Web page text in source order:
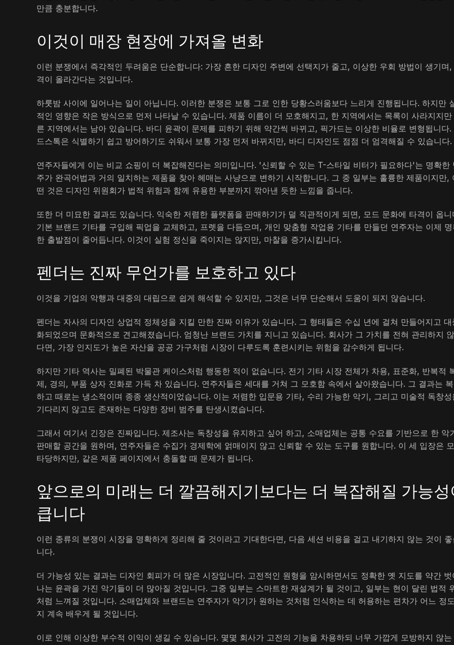
만큼 충분합니다.
이것이 매장 현장에 가져올 변화
이런 분쟁에서 즉각적인 두려움은 단순합니다: 가장 흔한 디자인 주변에 선택지가 줄고, 이상한 우회 방법이 생기며,
격이 올라간다는 것입니다.
하룻밤 사이에 일어나는 일이 아닙니다. 이러한 분쟁은 보통 그로 인한 당황스러움보다 느리게 진행됩니다. 하지만
적인 영향은 작은 방식으로 먼저 나타날 수 있습니다. 제품 이름이 더 모호해지고, 한 지역에서는 목록이 사라지지만
른 지역에서는 남아 있습니다. 바디 윤곽이 문제를 피하기 위해 약간씩 바뀌고, 픽가드는 이상한 비율로 변형됩니다.
드스톡은 식별하기 쉽고 방어하기도 쉬워서 보통 가장 먼저 바뀌지만, 바디 디자인도 점점 더 엄격해질 수 있습니다.
연주자들에게 이는 비교 쇼핑이 더 복잡해진다는 의미입니다. '신뢰할 수 있는 T-스타일 비터가 필요하다'는 명확한
주가 완곡어법과 거의 일치하는 제품을 찾아 헤매는 사냥으로 변하기 시작합니다. 그 중 일부는 훌륭한 제품이지만,
떤 것은 디자인 위원회가 법적 위험과 함께 유용한 부분까지 깎아낸 듯한 느낌을 줍니다.
또한 더 미묘한 결과도 있습니다. 익숙한 저렴한 플랫폼을 판매하기가 덜 직관적이게 되면, 모드 문화에 타격이 옵니
기본 브랜드 기타를 구입해 픽업을 교체하고, 프렛을 다듬으며, 개인 맞춤형 작업용 기타를 만들던 연주자는 이제
한 출발점이 줄어듭니다. 이것이 실험 정신을 죽이지는 않지만, 마찰을 증가시킵니다.
펜더는 진짜 무언가를 보호하고 있다
이것을 기업의 악행과 대중의 대립으로 쉽게 해석할 수 있지만, 그것은 너무 단순해서 도움이 되지 않습니다.
펜더는 자사의 디자인 상업적 정체성을 지킬 만한 진짜 이유가 있습니다. 그 형태들은 수십 년에 걸쳐 만들어지고 대
화되었으며 문화적으로 견고해졌습니다. 엄청난 브랜드 가치를 지니고 있습니다. 회사가 그 가치를 전혀 관리하지
다면, 가장 인지도가 높은 자산을 공공 가구처럼 시장이 다루도록 훈련시키는 위험을 감수하게 됩니다.
하지만 기타 역사는 밀폐된 박물관 케이스처럼 행동한 적이 없습니다. 전기 기타 시장 전체가 차용, 표준화, 반복적
제, 경의, 부품 상자 진화로 가득 차 있습니다. 연주자들은 세대를 거쳐 그 모호함 속에서 살아왔습니다. 그 결과는
하고 때로는 냉소적이며 종종 생산적이었습니다. 이는 저렴한 입문용 기타, 수리 가능한 악기, 그리고 미술적 독창성
기다리지 않고도 존재하는 다양한 장비 범주를 탄생시켰습니다.
그래서 여기서 긴장은 진짜입니다. 제조사는 독창성을 유지하고 싶어 하고, 소매업체는 공통 수요를 기반으로 한 악
판매할 공간을 원하며, 연주자들은 수집가 경제학에 얽매이지 않고 신뢰할 수 있는 도구를 원합니다. 이 세 입장은
타당하지만, 같은 제품 페이지에서 충돌할 때 문제가 됩니다.
앞으로의 미래는 더 깔끔해지기보다는 더 복잡해질 가능성
큽니다
이런 종류의 분쟁이 시장을 명확하게 정리해 줄 것이라고 기대한다면, 다음 세션 비용을 걸고 내기하지 않는 것이 좋
니다.
더 가능성 있는 결과는 디자인 회피가 더 많은 시장입니다. 고전적인 원형을 암시하면서도 정확한 옛 지도를 약간 벗
나는 윤곽을 가진 악기들이 더 많아질 것입니다. 그중 일부는 스마트한 재설계가 될 것이고, 일부는 현이 달린 법적
처럼 느껴질 것입니다. 소매업체와 브랜드는 연주자가 악기가 원하는 것처럼 인식하는 데 허용하는 편차가 어느 정
지 계속 배우게 될 것입니다.
이로 인해 이상한 부수적 이익이 생길 수 있습니다. 몇몇 회사가 고전의 기능을 차용하되 너무 가깝게 모방하지 않는